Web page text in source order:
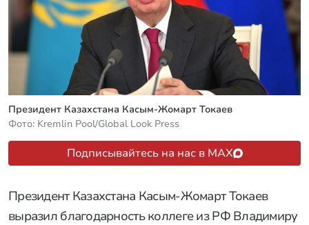
Президент Казахстана Касым-Жомарт Токаев
Фото: Kremlin Pool/Global Look Press
Подписывайтесь на нас в MAX
Президент Казахстана Касым-Жомарт Токаев
выразил благодарность коллеге из РФ Владимиру